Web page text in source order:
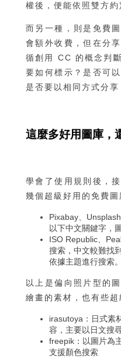
權後，便能依照雙方約
而另一種，則是免費
會額外收費，但在分
循創用 CC 的概念判
要如何標示？是否可
是否要以相同方式分享
這麼多好用圖庫，
學會了使用規則後，
幾個超級好用的免費圖
Pixabay、
以下中文關鍵字，
ISO Republic、
搜索，中文較難找
依據主題進行搜索。
以上是偏向照片型的
繪畫的素材，也有些超
irasutoya：日式素
容，主要以日文搜
freepik：以圖片為
支援顏色搜索